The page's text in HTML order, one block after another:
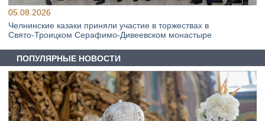
05.08.2026
Челнинские казаки приняли участие в торжествах в
Свято‑Троицком Серафимо‑Дивеевском монастыре
ПОПУЛЯРНЫЕ НОВОСТИ